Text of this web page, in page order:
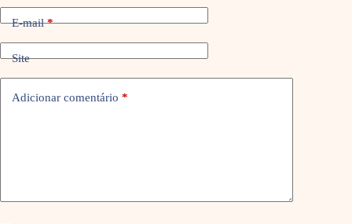
E-mail*
Site
Adicionar comentário *